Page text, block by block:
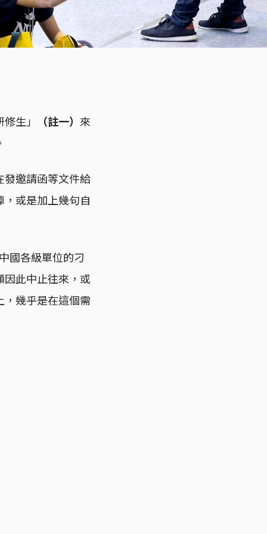
生」 （註一） 來
發邀請函等文件給
或是加上幾句自
國各級單位的刁
此中止往來，或
幾乎是在這個需